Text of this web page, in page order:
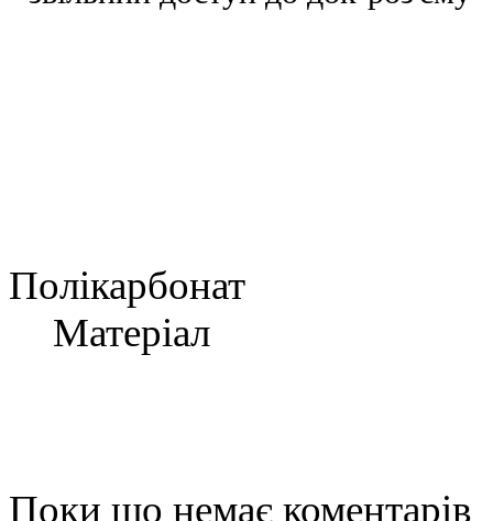
Полікарбонат
Матеріал
Поки що немає коментарів